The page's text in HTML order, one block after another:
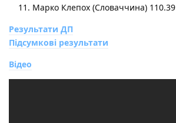
Марко Клепох (Словаччина) 110.39
Результати ДП
Підсумкові результати
Відео